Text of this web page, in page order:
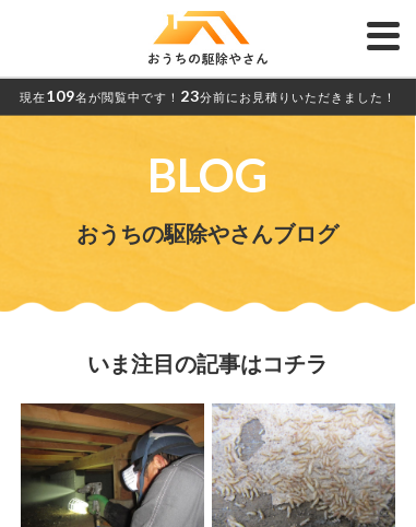
現在109名が閲覧中です！ 23分前にお見積りいただきました！
BLOG
おうちの駆除やさんブログ
いま注目の記事はコチラ